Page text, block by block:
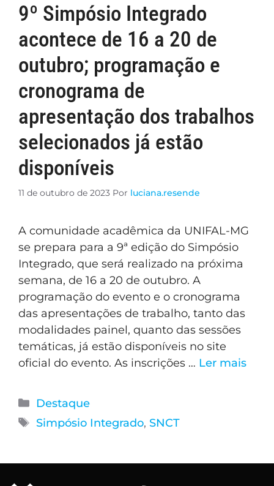
9º Simpósio Integrado
acontece de 16 a 20 de
outubro; programação e
cronograma de
apresentação dos trabalhos
selecionados já estão
disponíveis
11 de outubro de 2023 Por luciana.resende
A comunidade acadêmica da UNIFAL-MG
se prepara para a 9ª edição do Simpósio
Integrado, que será realizado na próxima
semana, de 16 a 20 de outubro. A
programação do evento e o cronograma
das apresentações de trabalho, tanto das
modalidades painel, quanto das sessões
temáticas, já estão disponíveis no site
oficial do evento. As inscrições … Ler mais
Destaque
Simpósio Integrado, SNCT